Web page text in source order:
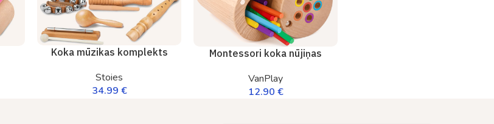
Koka mūzikas komplekts
Stoies
34.99 €
Montessori koka nūjiņas
VanPlay
12.90 €